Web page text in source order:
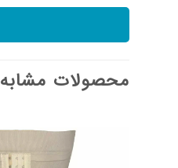
محصولات مشابه